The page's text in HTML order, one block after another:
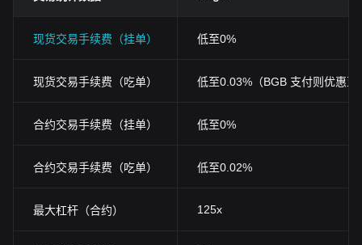
现货交易手续费（挂单） 低至0%
现货交易手续费（吃单） 低至0.03%（BGB 支付则优惠至
合约交易手续费（挂单） 低至0%
合约交易手续费（吃单） 低至0.02%
最大杠杆（合约） 125x